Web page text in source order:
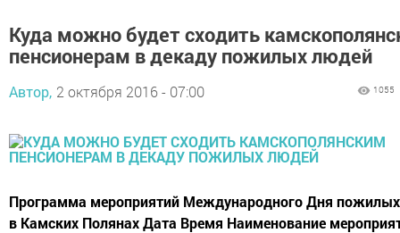
Куда можно будет сходить
пенсионерам в декаду пожилых людей
Автор, 2 октября 2016 - 07:00 1055
Программа мероприятий Международного Дня
в Камских Полянах Дата Время Наименование